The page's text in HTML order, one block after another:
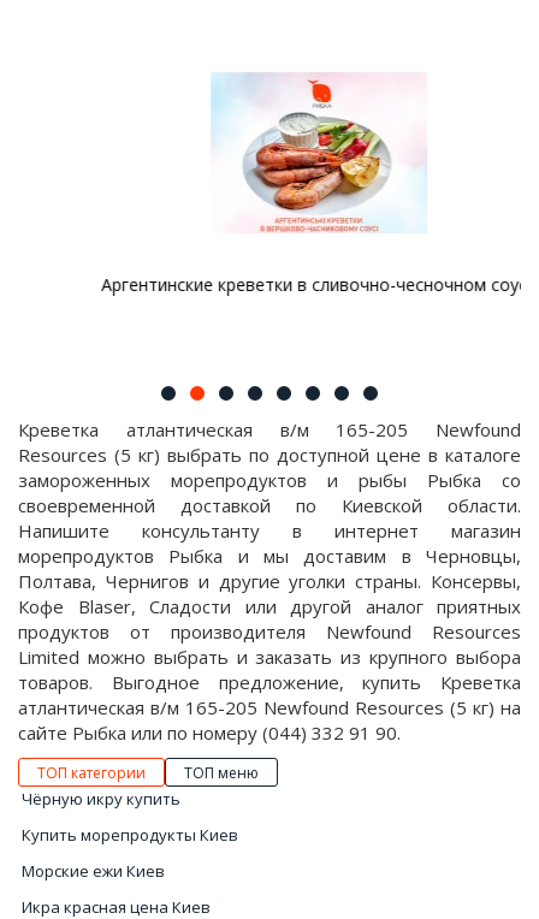
Аргентинские креветки в сливочно-чесночном соусе
Креветка атлантическая в/м 165-205 Newfound
Resources (5 кг) выбрать по доступной цене в каталоге
замороженных морепродуктов и рыбы Рыбка со
своевременной доставкой по Киевской области.
Напишите консультанту в интернет магазин
морепродуктов Рыбка и мы доставим в Черновцы,
Полтава, Чернигов и другие уголки страны. Консервы,
Кофе Blaser, Сладости или другой аналог приятных
продуктов от производителя Newfound Resources
Limited можно выбрать и заказать из крупного выбора
товаров. Выгодное предложение, купить Креветка
атлантическая в/м 165-205 Newfound Resources (5 кг) на
сайте Рыбка или по номеру (044) 332 91 90.
ТОП категории ТОП меню
Чёрную икру купить
Купить морепродукты Киев
Морские ежи Киев
Икра красная цена Киев